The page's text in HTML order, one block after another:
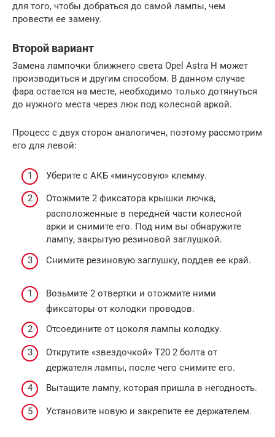
для того, чтобы добраться до самой лампы, чем
провести ее замену.
Второй вариант
Замена лампочки ближнего света Opel Astra H может
производиться и другим способом. В данном случае
фара остается на месте, необходимо только дотянуться
до нужного места через люк под колесной аркой.
Процесс с двух сторон аналогичен, поэтому рассмотрим
его для левой:
Уберите с АКБ «минусовую» клемму.
Отожмите 2 фиксатора крышки лючка,
расположенные в передней части колесной
арки и снимите его. Под ним вы обнаружите
лампу, закрытую резиновой заглушкой.
Снимите резиновую заглушку, поддев ее край.
Возьмите 2 отвертки и отожмите ними
фиксаторы от колодки проводов.
Отсоедините от цоколя лампы колодку.
Открутите «звездочкой» Т20 2 болта от
держателя лампы, после чего снимите его.
Вытащите лампу, которая пришла в негодность.
Установите новую и закрепите ее держателем.